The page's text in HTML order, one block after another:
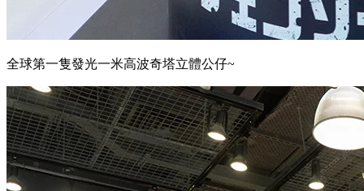
全球第一隻發光一米高波奇塔立體公仔~